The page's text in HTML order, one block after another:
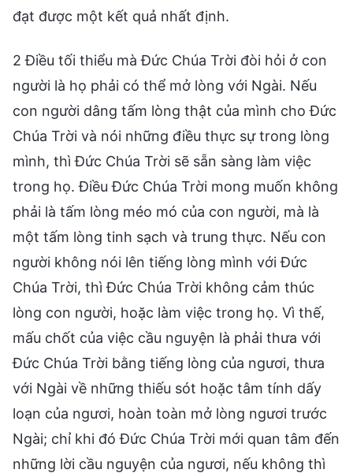
đạt được một kết quả nhất định.
2 Điều tối thiểu mà Đức Chúa Trời đòi hỏi ở con
người là họ phải có thể mở lòng với Ngài. Nếu
con người dâng tấm lòng thật của mình cho Đức
Chúa Trời và nói những điều thực sự trong lòng
mình, thì Đức Chúa Trời sẽ sẵn sàng làm việc
trong họ. Điều Đức Chúa Trời mong muốn không
phải là tấm lòng méo mó của con người, mà là
một tấm lòng tinh sạch và trung thực. Nếu con
người không nói lên tiếng lòng mình với Đức
Chúa Trời, thì Đức Chúa Trời không cảm thúc
lòng con người, hoặc làm việc trong họ. Vì thế,
mấu chốt của việc cầu nguyện là phải thưa với
Đức Chúa Trời bằng tiếng lòng của ngươi, thưa
với Ngài về những thiếu sót hoặc tâm tính dấy
loạn của ngươi, hoàn toàn mở lòng ngươi trước
Ngài; chỉ khi đó Đức Chúa Trời mới quan tâm đến
những lời cầu nguyện của ngươi, nếu không thì